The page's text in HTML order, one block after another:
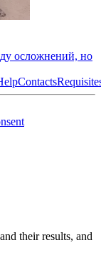
осложнений, но
Contacts
their results, and